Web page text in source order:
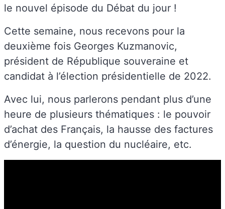
le nouvel épisode du Débat du jour !
Cette semaine, nous recevons pour la
deuxième fois Georges Kuzmanovic,
président de République souveraine et
candidat à l’élection présidentielle de 2022.
Avec lui, nous parlerons pendant plus d’une
heure de plusieurs thématiques : le pouvoir
d’achat des Français, la hausse des factures
d’énergie, la question du nucléaire, etc.